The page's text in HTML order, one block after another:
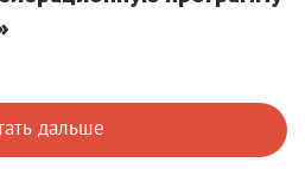
дальше